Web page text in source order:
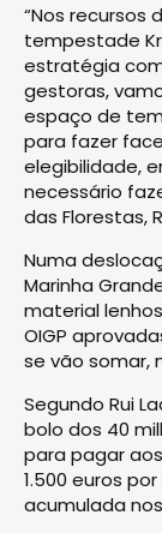
“Nos recursos
tempestade
estratégia
gestoras,
espaço de
para fazer
elegibilidade,
necessário
das Florestas,
Numa
Marinha
material
OIGP
se vão somar,
Segundo Rui
bolo dos 40
para pagar
1.500 euros
acumulada